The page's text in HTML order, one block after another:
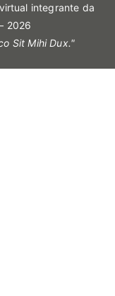
integrante da
2026
Sit Mihi Dux."